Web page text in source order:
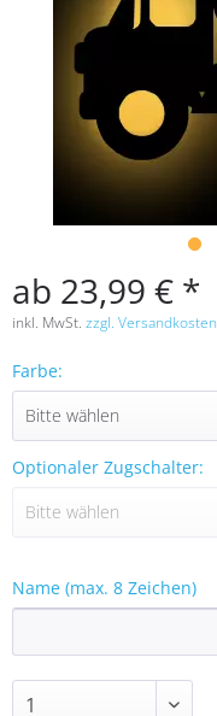
ab 23,99 € *
inkl. MwSt. zzgl. Versandkosten
Farbe:
Optionaler Zugschalter:
Name (max. 8 Zeichen)